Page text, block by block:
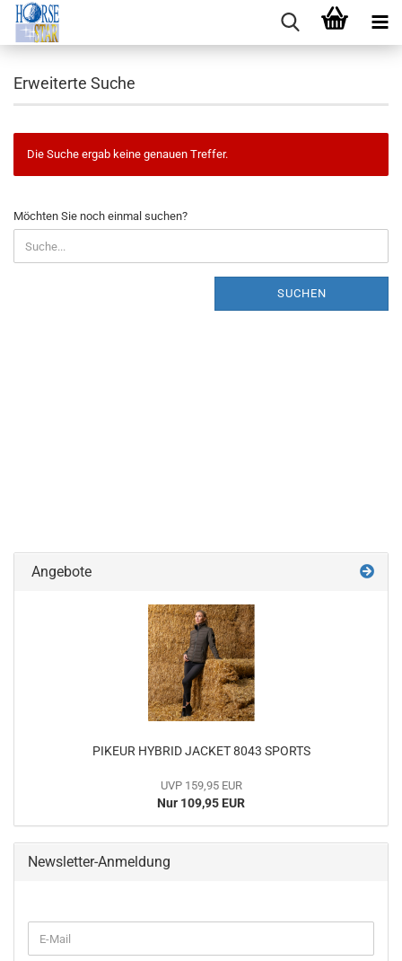
Erweiterte Suche
Die Suche ergab keine genauen Treffer.
MÖCHTEN
SIE
NOCH
EINMAL
Möchten Sie noch einmal suchen?
SUCHEN
Angebote
PIKEUR HYBRID JACKET 8043 SPORTS
UVP 159,95 EUR
Nur 109,95 EUR
Newsletter-Anmeldung
ZUR
E-
Mail